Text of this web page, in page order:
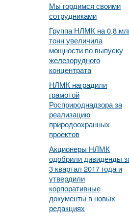
Мы гордимся своими
сотрудниками
Группа НЛМК на 0,8
тонн увеличила
мощности по выпуску
железорудного
концентрата
НЛМК наградили
грамотой
Росприроднадзора за
реализацию
природоохранных
проектов
Акционеры НЛМК
одобрили дивиденды
3 квартал 2017 года и
утвердили
корпоративные
документы в новых
редакциях